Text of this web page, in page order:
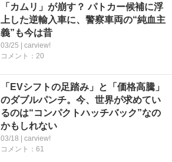
「カムリ」が崩す？ パトカー候補に浮
上した逆輸入車に、警察車両の“純血主
義”も今は昔
03/25 | carview!
コメント：20
「EVシフトの足踏み」と「価格高騰」
のダブルパンチ。今、世界が求めてい
るのは“コンパクトハッチバック”なの
かもしれない
03/18 | carview!
コメント：61